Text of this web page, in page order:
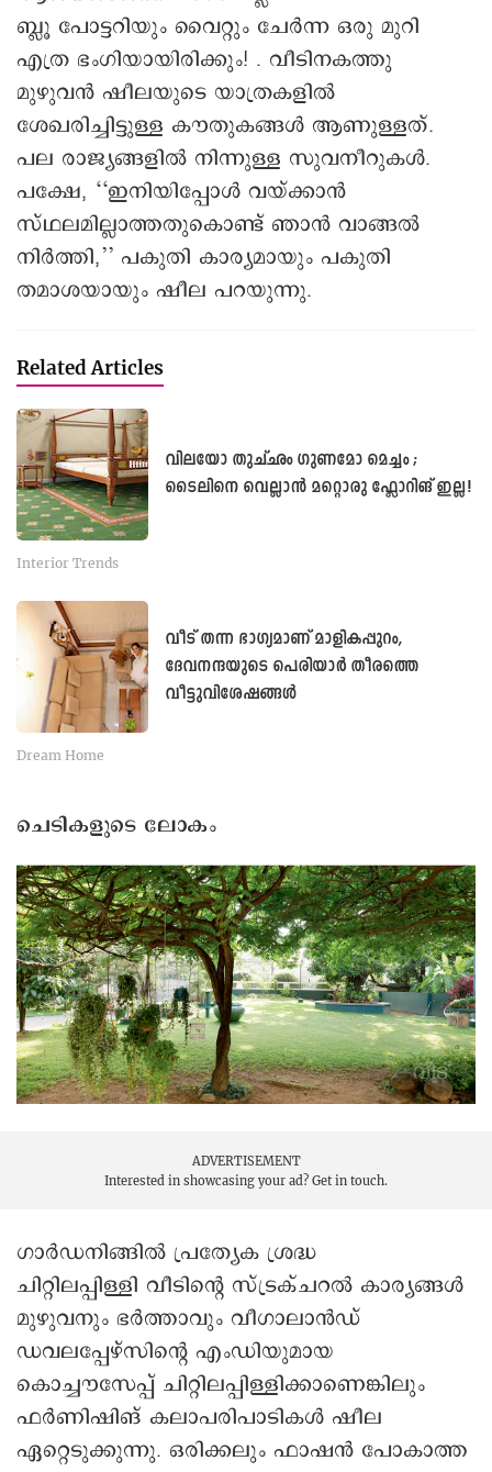
നല്ലതാണെന്ന അഭിപ്രായമുണ്ട് ഷീലയ്ക്ക്.
നീലയാണെങ്കിൽ അതിന്റെ കൂടെ ഗ്രേ ചേരും,
വൈറ്റ് ചേരും. ഫ്ലഷ് പിങ്കിന്റെ കൂടെ ആന്റിക്
ക്രീം, അങ്ങനെ കോംബിനേഷനുകൾ
നല്ലതാണ്..... മലയാളികൾക്ക് ഫാഷൻ
പുതുമകൾ പറഞ്ഞുതന്ന സ്റ്റാർ ലേഡിക്ക്
ആശയങ്ങൾക്ക് പഞ്ഞമില്ല.
ബ്ലൂ പോട്ടറിയും വൈറ്റും ചേർന്ന ഒരു മുറി
എത്ര ഭംഗിയായിരിക്കും! . വീടിനകത്തു
മുഴുവൻ ഷീലയുടെ യാത്രകളിൽ
പല രാജ്യങ്ങളിൽ നിന്നുള്ള സുവനീറുകൾ.
പക്ഷേ, ‘‘ഇനിയിപ്പോൾ വയ്ക്കാൻ
സ്ഥലമില്ലാത്തതുകൊണ്ട് ഞാൻ വാങ്ങൽ
നിർത്തി,’’ പകുതി കാര്യമായും പകുതി
തമാശയായും ഷീല പറയുന്നു.
വിലയോ തുച്ഛം ഗുണമോ മെച്ചം ;
ടൈലിനെ വെല്ലാൻ മറ്റൊരു ഫ്ലോറിങ് ഇല്ല!
വീട് തന്ന ഭാഗ്യമാണ് മാളികപ്പുറം,
ദേവനന്ദയുടെ പെരിയാർ തീരത്തെ
വീട്ടുവിശേഷങ്ങൾ
Dream Home
ചെടികളുടെ ലോകം
ADVERTISEMENT
Interested in showcasing your ad?